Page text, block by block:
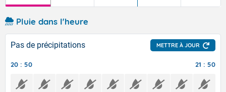
Pluie dans l'heure
Pas de précipitations METTRE À JOUR
20 : 50 21 : 50